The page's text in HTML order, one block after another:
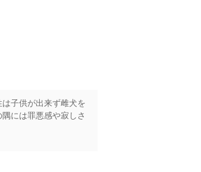
子供が出来ず雌犬を
には罪悪感や寂しさ